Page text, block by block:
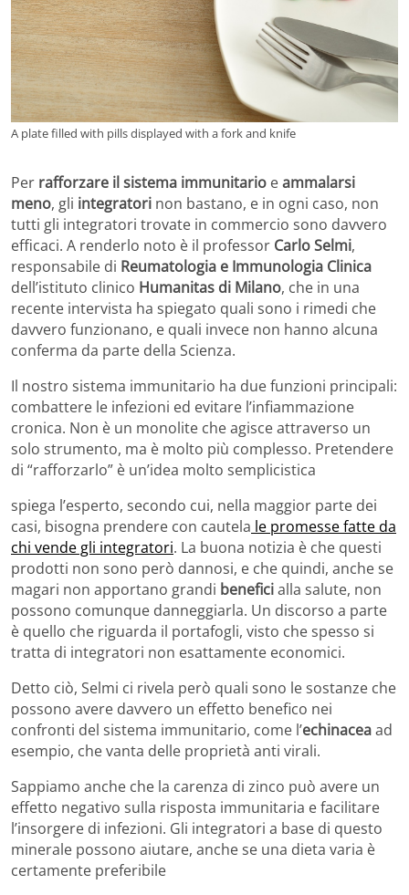
A plate filled with pills displayed with a fork and knife
Per rafforzare il sistema immunitario eammalarsi
meno, gli integratori non bastano, e in ogni caso, non
tutti gli integratori trovate in commercio sono davvero
efficaci. A renderlo noto è il professor Carlo Selmi,
responsabile di Reumatologia e Immunologia Clinica
dell’istituto clinico Humanitas di Milano, che in una
recente intervista ha spiegato quali sono i rimedi che
davvero funzionano, e quali invece non hanno alcuna
conferma da parte della Scienza.
Il nostro sistema immunitario ha due funzioni principali:
combattere le infezioni ed evitare l’infiammazione
cronica. Non è un monolite che agisce attraverso un
solo strumento, ma è molto più complesso. Pretendere
di “rafforzarlo” è un’idea molto semplicistica
spiega l’esperto, secondo cui, nella maggior parte dei
casi, bisogna prendere con cautela le promesse fatte da
chi vende gli integratori. La buona notizia è che questi
prodotti non sono però dannosi, e che quindi, anche se
magari non apportano grandi beneficialla salute, non
possono comunque danneggiarla. Un discorso a parte
è quello che riguarda il portafogli, visto che spesso si
tratta di integratori non esattamente economici.
Detto ciò, Selmi ci rivela però quali sono le sostanze che
possono avere davvero un effetto benefico nei
confronti del sistema immunitario, come l’echinaceaad
esempio, che vanta delle proprietà anti virali.
Sappiamo anche che la carenza di zinco può avere un
effetto negativo sulla risposta immunitaria e facilitare
l’insorgere di infezioni. Gli integratori a base di questo
minerale possono aiutare, anche se una dieta varia è
certamente preferibile